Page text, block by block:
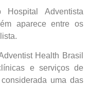
Adventista
aparece entre os
Health Brasil
e serviços de
uma das